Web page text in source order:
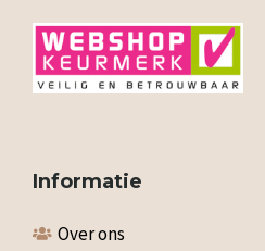
Informatie
Over ons